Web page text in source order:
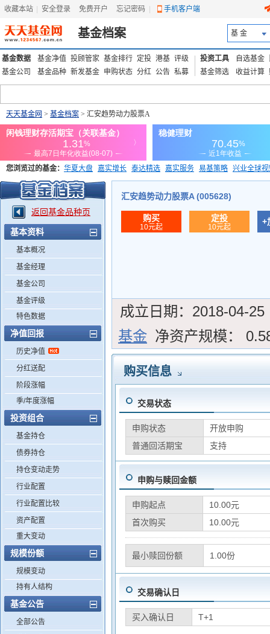
收藏本站 安全登录 免费开户 忘记密码 手机客户端
基金档案 基 金
基金数据 基金净值 投顾管家 基金排行 定投 港基 评级
基金公司
基金品种 新发基金 申购状态 分红 公告 私募
投资工具 自选基金
基金筛选
收益计算
天天基金网 > 基金档案 > 汇安趋势动力股票A
您浏览过的基金： 华夏大盘 嘉实增长 泰达精选 嘉实服务 易基策略 兴业全球
添富优势 华安宏利 上证180价值ETF
返回基金品种页
基本资料
基本概况
基金经理
基金公司
基金评级
特色数据
净值回报
历史净值
分红送配
阶段涨幅
季/年度涨幅
投资组合
基金持仓
债券持仓
持仓变动走势
行业配置
行业配置比较
资产配置
重大变动
规模份额
规模变动
持有人结构
基金公告
全部公告
汇安趋势动力股票A (005628)
购买
10元起
定投
10元起
+
成立日期： 2018-04-25
基金 净资产规模：
购买信息
交易状态
申购状态
开放申购
普通回活期宝
支持
申购与赎回金额
申购起点
10.00元
首次购买
10.00元
最小赎回份额 1.00份
交易确认日
买入确认日 T+1